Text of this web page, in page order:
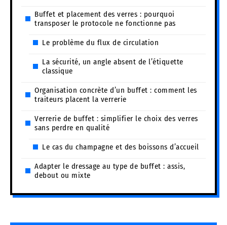
Buffet et placement des verres : pourquoi
transposer le protocole ne fonctionne pas
Le problème du flux de circulation
La sécurité, un angle absent de l’étiquette
classique
Organisation concrète d’un buffet : comment les
traiteurs placent la verrerie
Verrerie de buffet : simplifier le choix des verres
sans perdre en qualité
Le cas du champagne et des boissons d’accueil
Adapter le dressage au type de buffet : assis,
debout ou mixte